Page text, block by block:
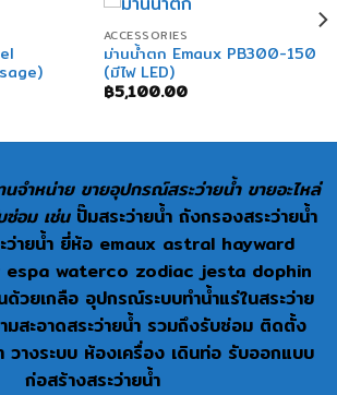
ACCESSORIES
ม่านน้ำตก Emaux PB300-150
(มีไฟ LED)
฿5,100.00
นจำหน่าย ขายอุปกรณ์สระว่ายน้ำ ขายอะไหล่
อม เช่น ปั๊มสระว่ายน้ำ ถังกรองสระว่ายน้ำ
ว่ายน้ำ ยี่ห้อ emaux astral hayward
espa waterco zodiac jesta dophin
วยเกลือ อุปกรณ์ระบบทำน้ำแร่ในสระว่าย
มสะอาดสระว่ายน้ำ รวมถึงรับซ่อม ติดตั้ง
วางระบบ ห้องเครื่อง เดินท่อ รับออกแบบ
ก่อสร้างสระว่ายน้ำ